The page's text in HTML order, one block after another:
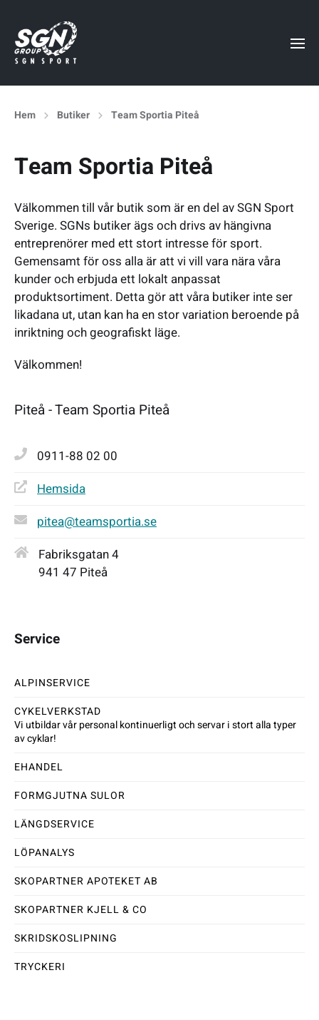
Hem Butiker Team Sportia Piteå
Team Sportia Piteå
Välkommen till vår butik som är en del av SGN Sport
Sverige. SGNs butiker ägs och drivs av hängivna
entreprenörer med ett stort intresse för sport.
Gemensamt för oss alla är att vi vill vara nära våra
kunder och erbjuda ett lokalt anpassat
produktsortiment. Detta gör att våra butiker inte ser
likadana ut, utan kan ha en stor variation beroende på
inriktning och geografiskt läge.
Välkommen!
Piteå - Team Sportia Piteå
0911-88 02 00
Hemsida
pitea@teamsportia.se
Fabriksgatan 4
941 47 Piteå
Service
ALPINSERVICE
CYKELVERKSTAD
Vi utbildar vår personal kontinuerligt och servar i stort alla typer
av cyklar!
EHANDEL
FORMGJUTNA SULOR
LÄNGDSERVICE
LÖPANALYS
SKOPARTNER APOTEKET AB
SKOPARTNER KJELL & CO
SKRIDSKOSLIPNING
TRYCKERI